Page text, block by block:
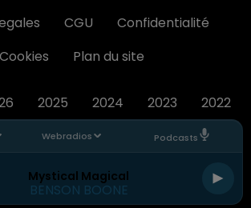
Webradios Podcasts
Mystical Magical
BENSON BOONE
CGU
Confidentialité
Cookies
Plan du site
2025 2024 2023 2022